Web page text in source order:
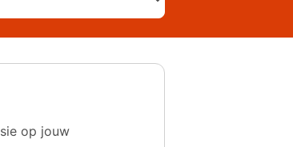
op jouw